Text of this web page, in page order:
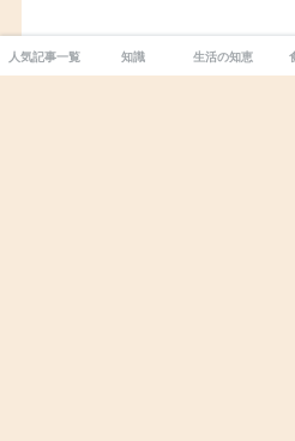
人気記事一覧 知識 生活の知恵